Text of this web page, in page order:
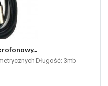
Długość: 3mb